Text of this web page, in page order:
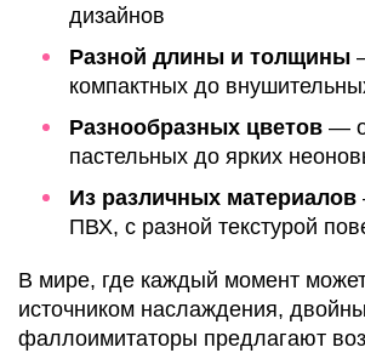
дизайнов
Разной длины и толщины
компактных до
Разнообразных цветов —
пастельных до ярких
Из различных материалов
ПВХ, с разной текстурой
В мире, где каждый момент
источником наслаждения,
фаллоимитаторы предлагают